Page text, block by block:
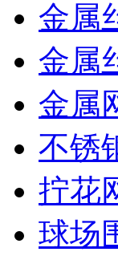
金属
金属
金属
不锈
拧花
球场